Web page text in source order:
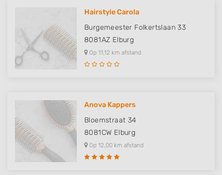
Hairstyle Carola
Burgemeester Folkertslaan 33
8081AZ Elburg
Op 11,12 km afstand
Anova Kappers
Bloemstraat 34
8081CW Elburg
Op 12,00 km afstand